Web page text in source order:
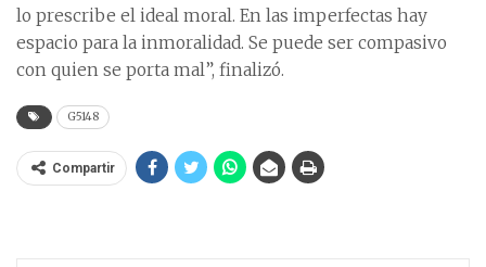
lo prescribe el ideal moral. En las imperfectas hay
espacio para la inmoralidad. Se puede ser compasivo
con quien se porta mal”, finalizó.
G5148
Compartir